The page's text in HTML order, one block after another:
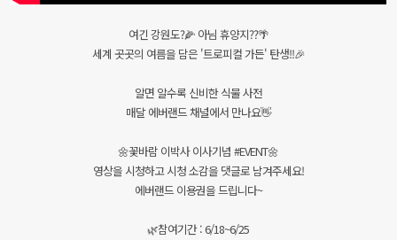
여긴 강원도?🌽 아님 휴양지??🌴
세계 곳곳의 여름을 담은 '트로피컬 가든' 탄생!!🎉
알면 알수록 신비한 식물 사전
매달 에버랜드 채널에서 만나요👋
🌼꽃바람 이박사 이사기념 #EVENT🌼
영상을 시청하고 시청 소감을 댓글로 남겨주세요!
에버랜드 이용권을 드립니다~
🌿참여기간 : 6/18~6/25